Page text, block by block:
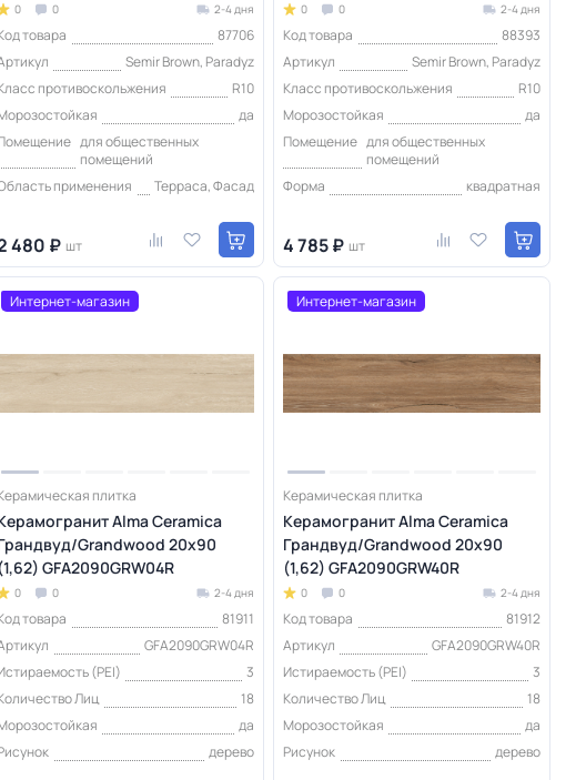
0 0 2-4 дня
товара
87706
Semir Brown, Paradyz
противоскольжения
R10
да
для общественных
помещений
применения
Терраса, Фасад
480 ₽ шт
0 0 2-4 дня
Код товара
88393
Артикул
Semir Brown, Paradyz
Класс противоскольжения
R10
Морозостойкая
да
Помещение для общественных
помещений
Форма
квадратная
4 785 ₽ шт
Интернет-магазин
плитка
Alma Ceramica
Grandwood 20х90
(1,62) GFA2090GRW04R
0 0 2-4 дня
товара
81911
GFA2090GRW04R
(PEI)
3
Лиц
18
да
дерево
Интернет-магазин
Керамическая плитка
Керамогранит Alma Ceramica
Грандвуд/Grandwood 20х90
(1,62) GFA2090GRW40R
0 0 2-4 дня
Код товара
81912
Артикул
GFA2090GRW40R
Истираемость (PEI)
3
Количество Лиц
18
Морозостойкая
да
Рисунок
дерево